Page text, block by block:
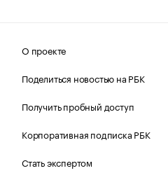
О проекте
Поделиться новостью на РБК
Получить пробный доступ
Корпоративная подписка РБК
Стать экспертом